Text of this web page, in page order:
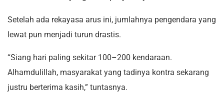
Setelah ada rekayasa arus ini, jumlahnya pengendara yang
lewat pun menjadi turun drastis.
“Siang hari paling sekitar 100–200 kendaraan.
Alhamdulillah, masyarakat yang tadinya kontra sekarang
justru berterima kasih,” tuntasnya.